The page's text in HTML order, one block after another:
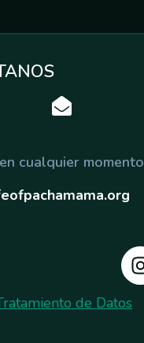
cualquier momento
de Datos